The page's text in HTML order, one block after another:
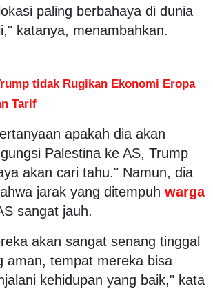
paling berbahaya di dunia
katanya, menambahkan.
tidak Rugikan Ekonomi Eropa
Tarif
apakah dia akan
Palestina ke AS, Trump
akan cari tahu." Namun, dia
jarak yang ditempuh warga
sangat jauh.
akan sangat senang tinggal
aman, tempat mereka bisa
kehidupan yang baik," kata